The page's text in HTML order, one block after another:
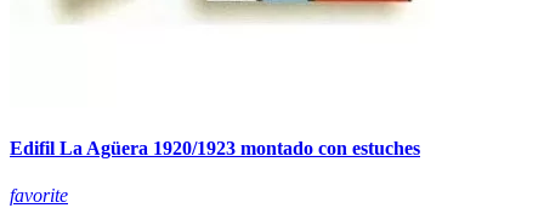
Edifil La Agüera 1920/1923 montado con estuches
favorite